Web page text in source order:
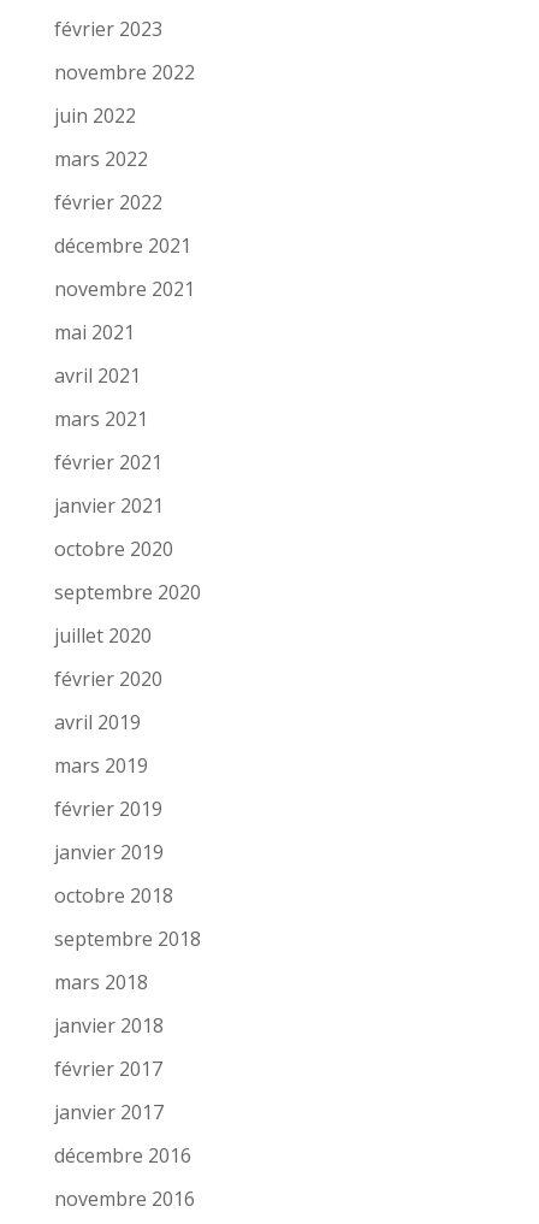
février 2023
novembre 2022
juin 2022
mars 2022
février 2022
décembre 2021
novembre 2021
mai 2021
avril 2021
mars 2021
février 2021
janvier 2021
octobre 2020
septembre 2020
juillet 2020
février 2020
avril 2019
mars 2019
février 2019
janvier 2019
octobre 2018
septembre 2018
mars 2018
janvier 2018
février 2017
janvier 2017
décembre 2016
novembre 2016